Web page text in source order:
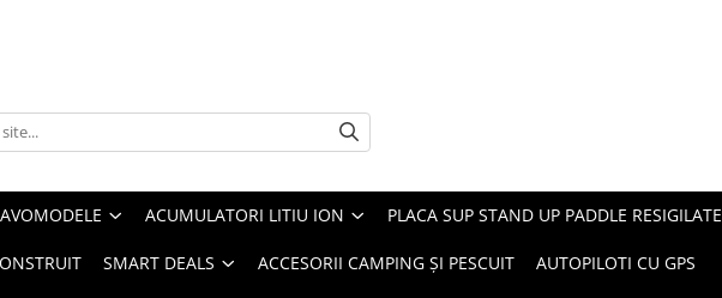
ACUMULATORI LITIU ION PLACA SUP STAND UP PADDLE RESIGILATE
SMART DEALS ACCESORII CAMPING ȘI PESCUIT AUTOPILOTI CU GPS